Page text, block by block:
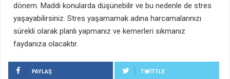
dönem. Maddi konularda düşünebilir ve bu nedenle de stres
yaşayabilirsiniz. Stres yaşamamak adına harcamalarınızı
sürekli olarak planlı yapmanız ve kemerleri sıkmanız
faydanıza olacaktır.
PAYLAŞ TWITTLE